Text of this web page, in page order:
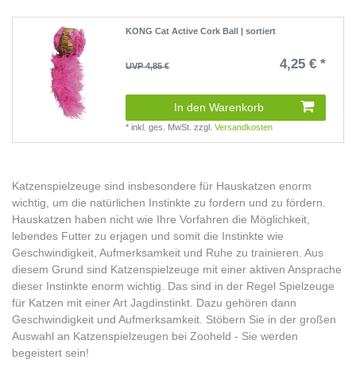
KONG Cat Active Cork Ball | sortiert
UVP 4,85 € 4,25 € *
In den Warenkorb
*inkl. ges. MwSt. zzgl.Versandkosten
Katzenspielzeuge sind insbesondere für Hauskatzen enorm
wichtig, um die natürlichen Instinkte zu fordern und zu fördern.
Hauskatzen haben nicht wie Ihre Vorfahren die Möglichkeit,
lebendes Futter zu erjagen und somit die Instinkte wie
Geschwindigkeit, Aufmerksamkeit und Ruhe zu trainieren. Aus
diesem Grund sind Katzenspielzeuge mit einer aktiven Ansprache
dieser Instinkte enorm wichtig. Das sind in der Regel Spielzeuge
für Katzen mit einer Art Jagdinstinkt. Dazu gehören dann
Geschwindigkeit und Aufmerksamkeit. Stöbern Sie in der großen
Auswahl an Katzenspielzeugen bei Zooheld - Sie werden
begeistert sein!